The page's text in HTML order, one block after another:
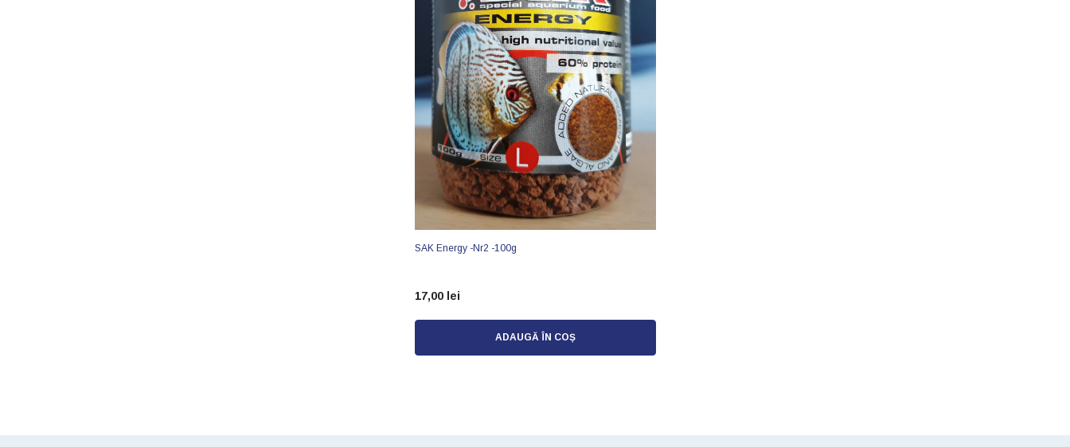
SAK Energy -nr2 -100g
17,00 lei
ADAUGĂ ÎN COȘ